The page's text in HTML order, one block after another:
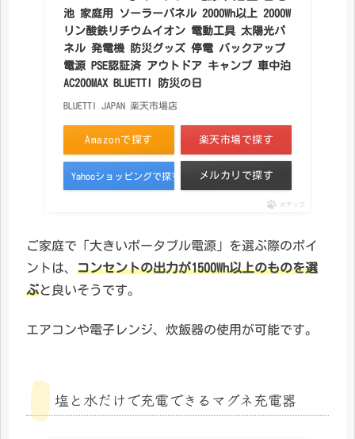
池 家庭用 ソーラーパネル 2000Wh以上 2000W
リン酸鉄リチウムイオン 電動工具 太陽光パ
ネル 発電機 防災グッズ 停電 バックアップ
電源 PSE認証済 アウトドア キャンプ 車中泊
AC200MAX BLUETTI 防災の日
BLUETTI JAPAN 楽天市場店
Amazonで探す 楽天市場で探す
Yahooショッピングで探す メルカリで探す
ポチップ
ご家庭で「大きいポータブル電源」を選ぶ際のポイ
ントは、 コンセントの出力が1500Wh以上のものを選
ぶと良いそうです。
エアコンや電子レンジ、炊飯器の使用が可能です。
塩と水だけで充電できるマグネ充電器